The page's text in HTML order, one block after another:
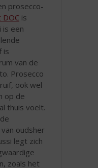
prosecco-
is
is een
is
van de
Prosecco
ook wel
op de
thuis voelt.
oudsher
legt zich
zoals het